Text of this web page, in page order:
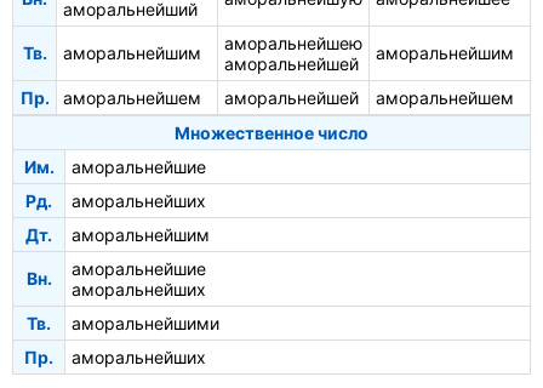
аморальнейший
Тв. аморальнейшим
аморальнейшею
аморальнейшей
аморальнейшим
Пр. аморальнейшем аморальнейшей
аморальнейшем
Множественное число
Им.
аморальнейшие
Рд.
аморальнейших
Дт.
аморальнейшим
Вн.
аморальнейшие
аморальнейших
Тв.
аморальнейшими
Пр.
аморальнейших